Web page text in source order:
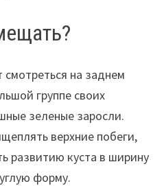
на заднем
группе своих
зеленые заросли.
верхние побеги,
развитию куста в ширину
форму.